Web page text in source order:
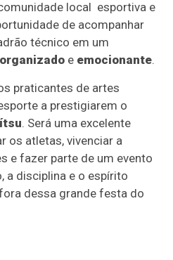
local esportiva e
de acompanhar
técnico em um
organizado e emocionante.
praticantes de artes
a prestigiarem o
. Será uma excelente
os atletas, vivenciar a
e fazer parte de um evento
a disciplina e o espírito
dessa grande festa do